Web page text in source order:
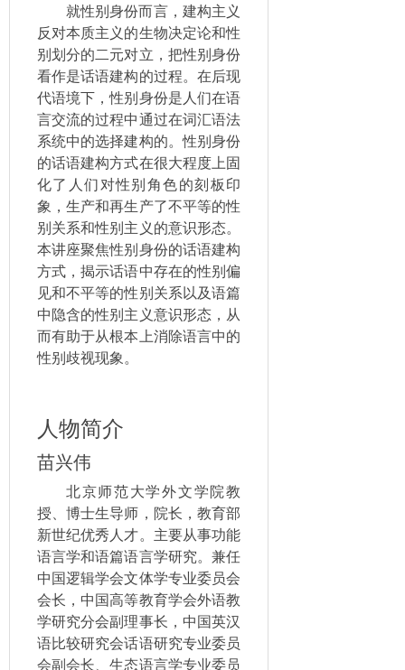
就性别身份而言，建构主义
反对本质主义的生物决定论和性
别划分的二元对立，把性别身份
看作是话语建构的过程。在后现
代语境下，性别身份是人们在语
言交流的过程中通过在词汇语法
系统中的选择建构的。性别身份
的话语建构方式在很大程度上固
化了人们对性别角色的刻板印
象，生产和再生产了不平等的性
别关系和性别主义的意识形态。
本讲座聚焦性别身份的话语建构
方式，揭示话语中存在的性别偏
见和不平等的性别关系以及语篇
中隐含的性别主义意识形态，从
而有助于从根本上消除语言中的
性别歧视现象。
人物简介
苗兴伟
北京师范大学外文学院教
授、博士生导师，院长，教育部
新世纪优秀人才。主要从事功能
语言学和语篇语言学研究。兼任
中国逻辑学会文体学专业委员会
会长，中国高等教育学会外语教
学研究分会副理事长，中国英汉
语比较研究会话语研究专业委员
会副会长、生态语言学专业委员